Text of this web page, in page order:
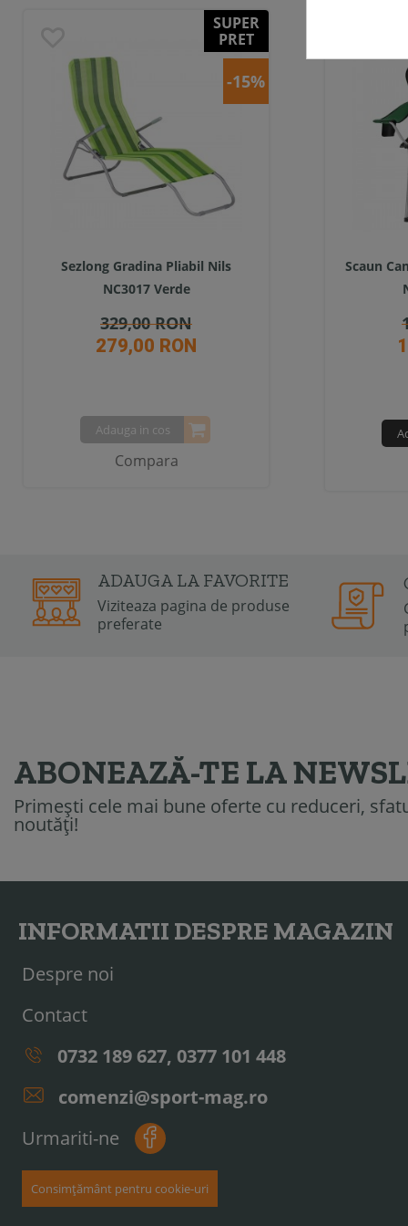
SUPER
PRET
-15%
Sezlong Gradina Pliabil Nils
NC3017 Verde
329,00 RON
279,00 RON
Adauga in cos
Compara
Scaun
ADAUGA LA FAVORITE
Viziteaza pagina de produse
preferate
ABONEAZĂ-TE LA
Primești cele mai bune oferte cu reduceri,
noutăți!
INFORMATII DESPRE MAGAZIN
Despre noi
Contact
0732 189 627, 0377 101 448
comenzi@sport-mag.ro
Urmariti-ne
Consimțământ pentru cookie-uri